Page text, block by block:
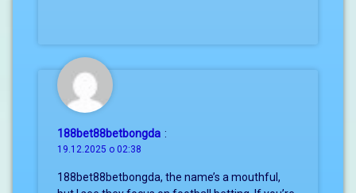
188bet88betbongda :
19.12.2025 о 02:38
188bet88betbongda, the name’s a mouthful,